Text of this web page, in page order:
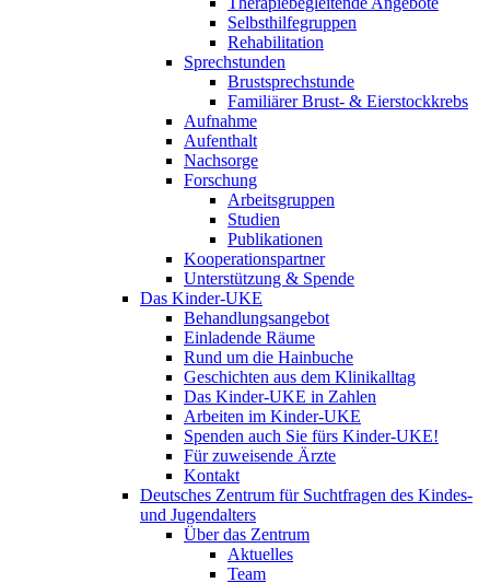
Selbsthilfegruppen
Rehabilitation
Sprechstunden
Brustsprechstunde
Familiärer Brust- & Eierstockkrebs
Aufnahme
Aufenthalt
Nachsorge
Forschung
Arbeitsgruppen
Studien
Publikationen
Kooperationspartner
Unterstützung & Spende
Das Kinder-UKE
Behandlungsangebot
Einladende Räume
Rund um die Hainbuche
Geschichten aus dem Klinikalltag
Das Kinder-UKE in Zahlen
Arbeiten im Kinder-UKE
Spenden auch Sie fürs Kinder-UKE!
Für zuweisende Ärzte
Kontakt
Deutsches Zentrum für Suchtfragen des Kindes-
und Jugendalters
Über das Zentrum
Aktuelles
Team